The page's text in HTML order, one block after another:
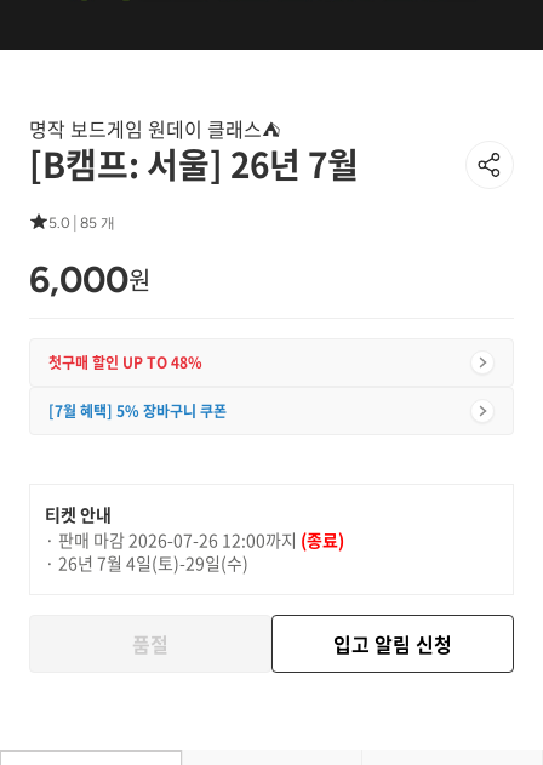
명작 보드게임 원데이 클래스⛺
[B캠프: 서울] 26년 7월
5.0 85 개
6,000원
첫구매 할인 UP TO 48%
[7월 혜택] 5% 장바구니 쿠폰
티켓 안내
· 판매 마감2026-07-26 12:00까지 (종료)
· 26년 7월 4일(토)-29일(수)
품절 입고 알림 신청